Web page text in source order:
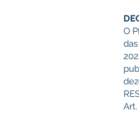
O
Art.